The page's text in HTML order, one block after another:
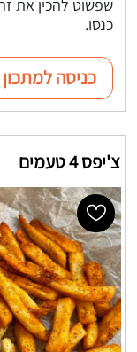
שפשוט להכין את
כנסו.
כניסה למתכון
צ'יפס 4 טעמים